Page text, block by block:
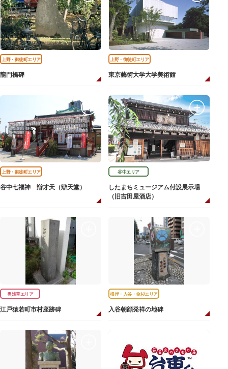
上野・御徒町エリア
龍門橋碑
上野・御徒町エリア
東京藝術大学大学美術館
上野・御徒町エリア
谷中七福神 辯才天（辯天堂）
谷中エリア
したまちミュージアム付設展示場
（旧吉田屋酒店）
奥浅草エリア
江戸猿若町市村座跡碑
根岸・入谷・金杉エリア
入谷朝顔発祥の地碑